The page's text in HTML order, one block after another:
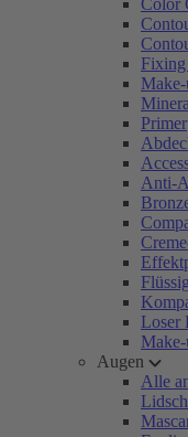
Color
Primer
Anti-
Loser
Augen
Alle